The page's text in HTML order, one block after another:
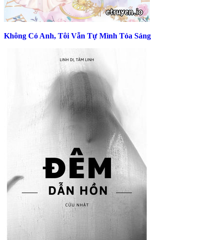
Không Có Anh, Tôi Vẫn Tự Mình Tỏa Sáng